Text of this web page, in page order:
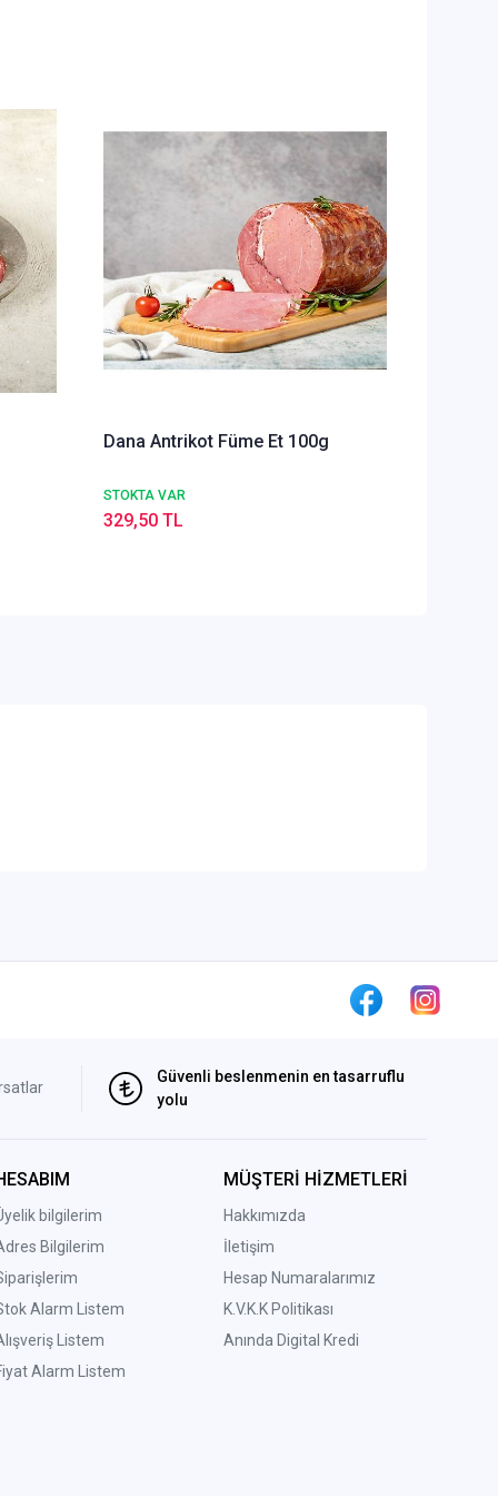
Dana Antrikot Füme Et 100g
STOKTA VAR
329,50 TL
Güvenli beslenmenin en tasarruflu
yolu
bilgilerim
Bilgilerim
Alarm Listem
Listem
Alarm Listem
MÜŞTERİ HİZMETLERİ
Hakkımızda
İletişim
Hesap Numaralarımız
K.V.K.K Politikası
Anında Digital Kredi